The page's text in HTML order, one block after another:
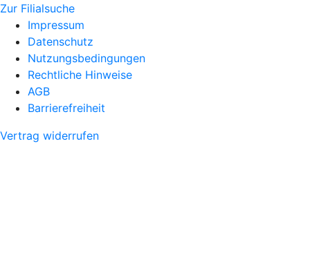
Zur Filialsuche
Impressum
Datenschutz
Nutzungsbedingungen
Rechtliche Hinweise
AGB
Barrierefreiheit
Vertrag widerrufen